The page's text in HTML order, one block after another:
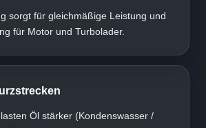
sorgt für gleichmäßige Leistung und
für Motor und Turbolader.
Öl stärker (Kondenswasser /